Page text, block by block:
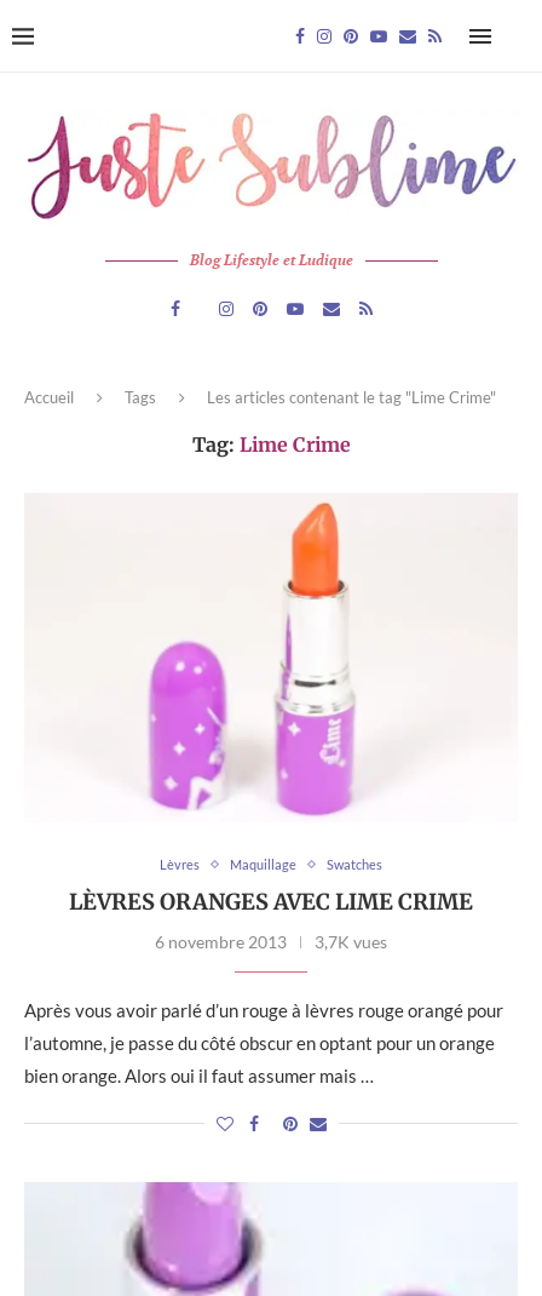
Blog Lifestyle et Ludique
Accueil Tags Les articles contenant le tag "Lime Crime"
Tag: Lime Crime
Lèvres Maquillage Swatches
LÈVRES ORANGES AVEC LIME CRIME
6 novembre 2013 3,7K vues
Après vous avoir parlé d’un rouge à lèvres rouge orangé pour
l’automne, je passe du côté obscur en optant pour un orange
bien orange. Alors oui il faut assumer mais …